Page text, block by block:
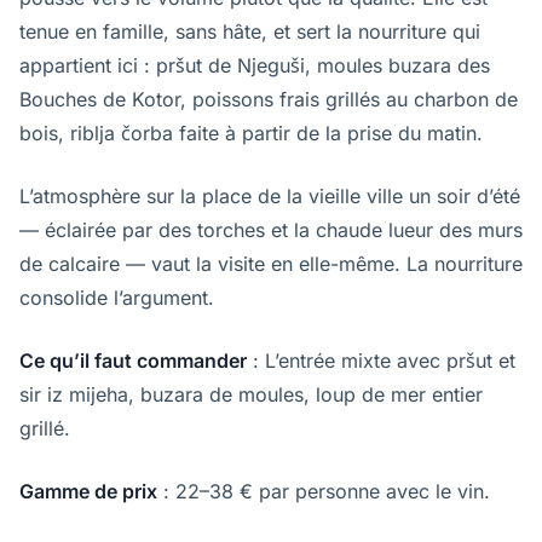
tenue en famille, sans hâte, et sert la nourriture qui
appartient ici : pršut de Njeguši, moules buzara des
Bouches de Kotor, poissons frais grillés au charbon de
bois, riblja čorba faite à partir de la prise du matin.
L’atmosphère sur la place de la vieille ville un soir d’été
— éclairée par des torches et la chaude lueur des murs
de calcaire — vaut la visite en elle-même. La nourriture
consolide l’argument.
Ce qu’il faut commander : L’entrée mixte avec pršut et
sir iz mijeha, buzara de moules, loup de mer entier
grillé.
Gamme de prix : 22–38 € par personne avec le vin.